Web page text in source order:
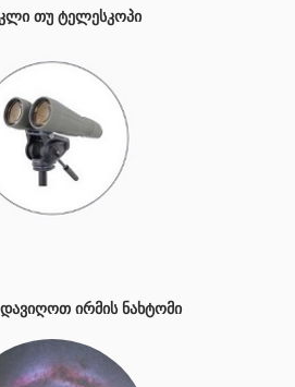
ᲗᲣ ᲢᲔᲚᲔᲡᲙᲝᲞᲘ
ᲘᲠᲛᲘᲡ ᲜᲐᲮᲢᲝᲛᲘ